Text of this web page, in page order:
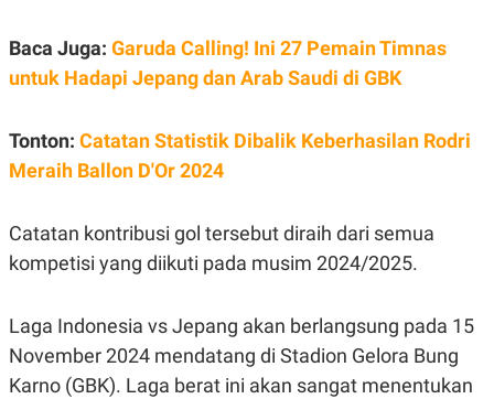
E
M
S
E
A
G
A
N
E
T
A
K
I
R
J
A
T
E
N
Baca Juga: Garuda Calling! Ini 27 Pemain Timnas
untuk Hadapi Jepang dan Arab Saudi di GBK
Tonton: Catatan Statistik Dibalik Keberhasilan Rodri
Meraih Ballon D'Or 2024
Catatan kontribusi gol tersebut diraih dari semua
kompetisi yang diikuti pada musim 2024/2025.
Laga Indonesia vs Jepang akan berlangsung pada 15
November 2024 mendatang di Stadion Gelora Bung
Karno (GBK). Laga berat ini akan sangat menentukan